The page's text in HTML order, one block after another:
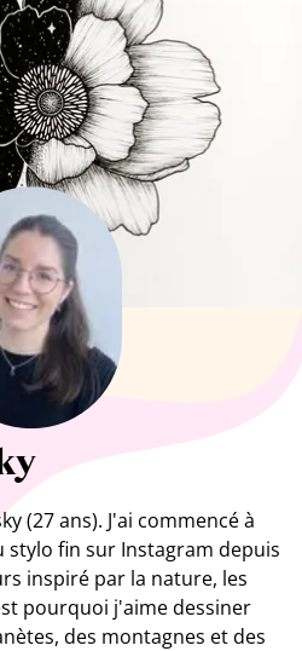
(27 ans). J'ai commencé à
fin sur Instagram depuis
inspiré par la nature, les
pourquoi j'aime dessiner
des montagnes et des